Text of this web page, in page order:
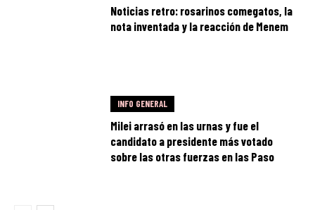
Noticias retro: rosarinos comegatos, la
nota inventada y la reacción de Menem
INFO GENERAL
Milei arrasó en las urnas y fue el
candidato a presidente más votado
sobre las otras fuerzas en las Paso